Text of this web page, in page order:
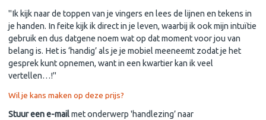
"Ik kijk naar de toppen van je vingers en lees de lijnen en tekens in
je handen. In feite kijk ik direct in je leven, waarbij ik ook mijn intuïtie
gebruik en dus datgene noem wat op dat moment voor jou van
belang is. Het is ‘handig’ als je je mobiel meeneemt zodat je het
gesprek kunt opnemen, want in een kwartier kan ik veel
vertellen…!"
Wil je kans maken op deze prijs?
Stuur een e-mailmet onderwerp 'handlezing’ naar